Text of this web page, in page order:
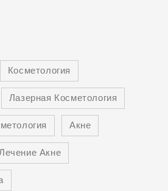
Косметология
Лазерная Косметология
Акне
Акне